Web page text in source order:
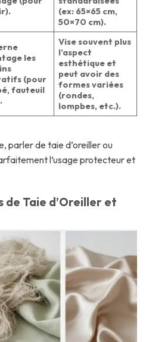
(ex: 65×65 cm,
50×70 cm).
les
(pour
fauteuil
Vise souvent plus
l’aspect
esthétique et
peut avoir des
formes variées
(rondes,
lompbes, etc.).
parler de taie d’oreiller ou
l’usage protecteur et
de Taie d’Oreiller et